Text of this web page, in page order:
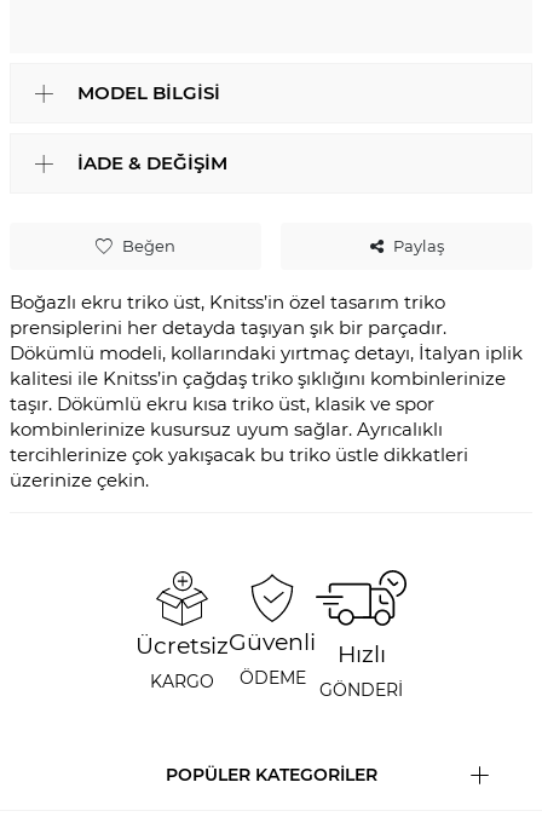
Beğen Paylaş
Boğazlı ekru triko üst, Knitss’in özel tasarım triko
prensiplerini her detayda taşıyan şık bir parçadır.
Dökümlü modeli, kollarındaki yırtmaç detayı, İtalyan iplik
kalitesi ile Knitss’in çağdaş triko şıklığını kombinlerinize
taşır. Dökümlü ekru kısa triko üst, klasik ve spor
kombinlerinize kusursuz uyum sağlar. Ayrıcalıklı
tercihlerinize çok yakışacak bu triko üstle dikkatleri
üzerinize çekin.
MODEL BILGISI
İADE & DEĞIŞIM
Ücretsiz
KARGO
Güvenli
ÖDEME
Hızlı
GÖNDERİ
POPÜLER KATEGORİLER